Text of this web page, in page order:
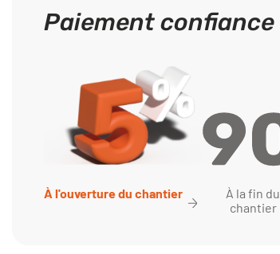
Paiement confiance
À l'ouverture du chantier
À la fin du
chantier